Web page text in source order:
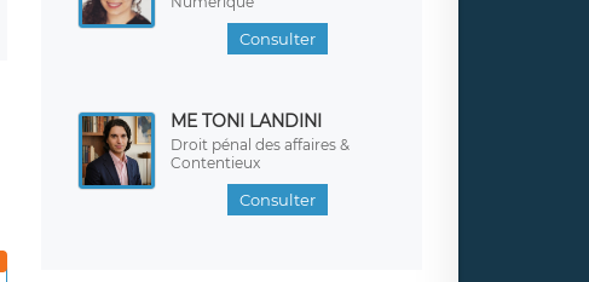
Consulter
ME TONI LANDINI
Droit pénal des affaires &
Contentieux
Consulter